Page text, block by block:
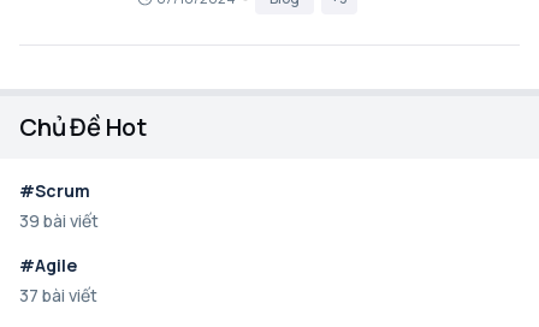
Chủ Đề Hot
#Scrum
39 bài viết
#Agile
37 bài viết